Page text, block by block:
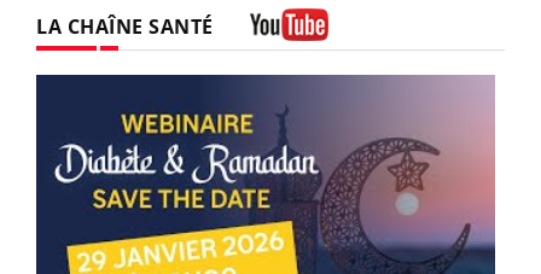
LA CHAÎNE SANTÉ